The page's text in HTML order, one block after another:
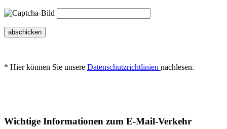
abschicken
* Hier können Sie unsere Datenschutzrichtlinien nachlesen.
Wichtige Informationen zum E-Mail-Verkehr